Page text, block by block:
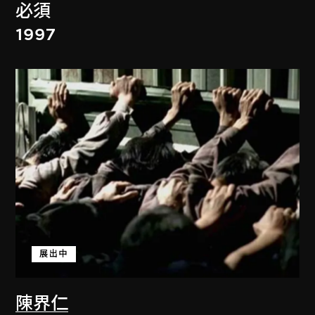
必須
1997
陳界仁
展出中